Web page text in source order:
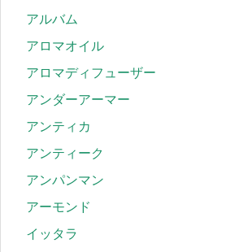
アルバム
アロマオイル
アロマディフューザー
アンダーアーマー
アンティカ
アンティーク
アンパンマン
アーモンド
イッタラ